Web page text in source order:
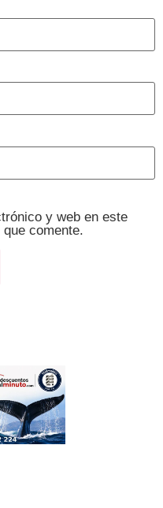
y web en este
comente.